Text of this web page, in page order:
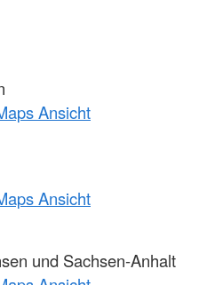
Ansicht
Ansicht
und Sachsen-Anhalt